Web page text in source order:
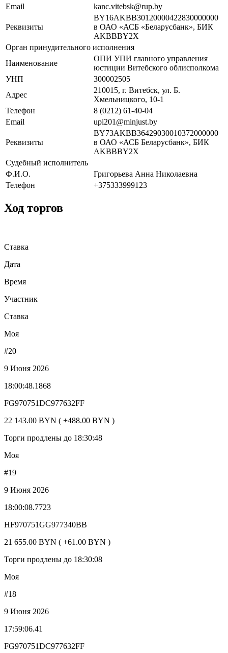
Email
kanc.vitebsk@rup.by
Реквизиты
BY16AKBB30120000422830000000
в ОАО «АСБ «Беларусбанк», БИК
AKBBBY2X
Орган принудительного исполнения
Наименование
ОПИ УПИ главного управления
юстиции Витебского облисполкома
УНП
300002505
Адрес
210015, г. Витебск, ул. Б.
Хмельницкого, 10-1
Телефон
8 (0212) 61-40-04
Email
upi201@minjust.by
Реквизиты
BY73AKBB36429030010372000000
в ОАО «АСБ Беларусбанк», БИК
AKBBBY2X
Судебный исполнитель
Ф.И.О.
Григорьева Анна Николаевна
Телефон
+375333999123
Ход торгов
Ставка
Дата
Время
Участник
Ставка
Моя
#20
9 Июня 2026
18:00:48.1868
FG970751DC977632FF
22 143.00 BYN ( +488.00 BYN )
Торги продлены до 18:30:48
Моя
#19
9 Июня 2026
18:00:08.7723
HF970751GG977340BB
21 655.00 BYN ( +61.00 BYN )
Торги продлены до 18:30:08
Моя
#18
9 Июня 2026
17:59:06.41
FG970751DC977632FF